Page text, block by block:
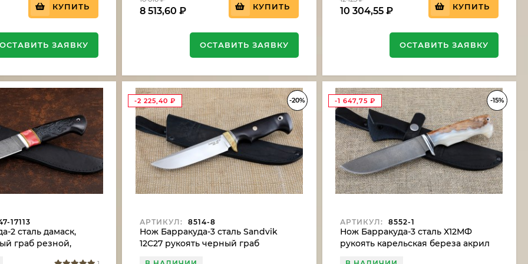
КУПИТЬ
ОСТАВИТЬ ЗАЯВКУ
8 513,60₽ КУПИТЬ
ОСТАВИТЬ ЗАЯВКУ
10 304,55 ₽ КУПИТЬ
ОСТАВИТЬ ЗАЯВКУ
17113
2 сталь дамаск,
граб резной,
-20%
-2 225,40₽
АРТИКУЛ: 8514-8
Нож Барракуда-3 сталь Sandvik
12C27 рукоять черный граб
-15%
-1 647,75 ₽
АРТИКУЛ: 8552-1
Нож Барракуда-3 сталь Х12МФ
рукоять карельская береза акрил